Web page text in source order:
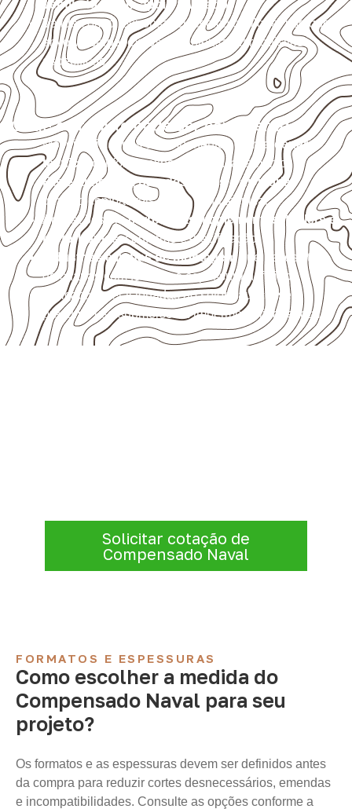
ventilado e com apoio nivelado.
Valide com o responsável técnico qualquer uso que
envolva carga, exposição intensa ou requisitos
específicos.
Onde o produto pode ser considerado
Móveis, divisórias e componentes de
marcenaria
técnica
, conforme exposição e acabamento.
Revestimentos, paredes, pisos e divisórias,
quando compatíveis com a ficha técnica.
Aplicações emcarrocerias, implementos, trailers e
motorhomes, conforme especificação.
Indústrias e linhas de montagem que necessitam
de chapas com formato e espessura definidos.
Aplicações relacionadas ao setor náutico, sem
presumir uso submerso ou impermeabilidade total.
Solicitar cotação de
Compensado Naval
FORMATOS E ESPESSURAS
Como escolher a medida do
Compensado Naval para seu
projeto?
Os formatos e as espessuras devem ser definidos antes
da compra para reduzir cortes desnecessários, emendas
e incompatibilidades. Consulte as opções conforme a